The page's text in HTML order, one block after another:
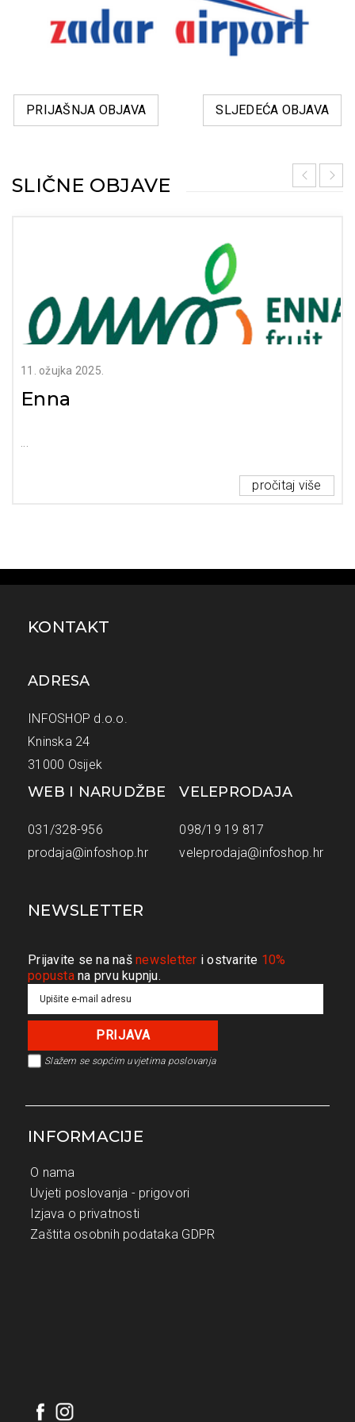
PRIJAŠNJA OBJAVA SLJEDEĆA OBJAVA
SLIČNE OBJAVE
11. ožujka 2025.
Enna
pročitaj više
KONTAKT
ADRESA
INFOSHOP d.o.o.
Kninska 24
31000 Osijek
WEB I NARUDŽBE
031/328-956
prodaja@infoshop.hr
VELEPRODAJA
098/19 19 817
veleprodaja@infoshop.hr
NEWSLETTER
Prijavite se na naš newsletter i ostvarite 10%
popustana prvu kupnju.
Slažem se sopćim uvjetima poslovanja
INFORMACIJE
O nama
Uvjeti poslovanja - prigovori
Izjava o privatnosti
Zaštita osobnih podataka GDPR